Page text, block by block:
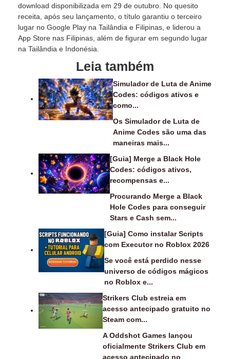
download disponibilizada em 29 de outubro. No quesito
receita, após seu lançamento, o título garantiu o terceiro
lugar no Google Play na Tailândia e Filipinas, e liderou a
App Store nas Filipinas, além de figurar em segundo lugar
na Tailândia e Indonésia.
Leia também
Simulador de Luta de Anime
Codes: códigos ativos e
como...
Os Simulador de Luta de
Anime Codes são uma das
maneiras mais...
[Guia] Merge a Black Hole
Codes: códigos ativos,
recompensas e...
Procurando Merge a Black
Hole Codes para conseguir
Stars e Cash sem...
[Guia] Como instalar Scripts
com Executor no Roblox 2026
Se você está perdido nesse
universo de códigos mágicos
no Roblox e...
Strikers Club estreia em
acesso antecipado gratuito no
Steam com...
A Oddshot Games lançou
oficialmente Strikers Club em
acesso antecipado no